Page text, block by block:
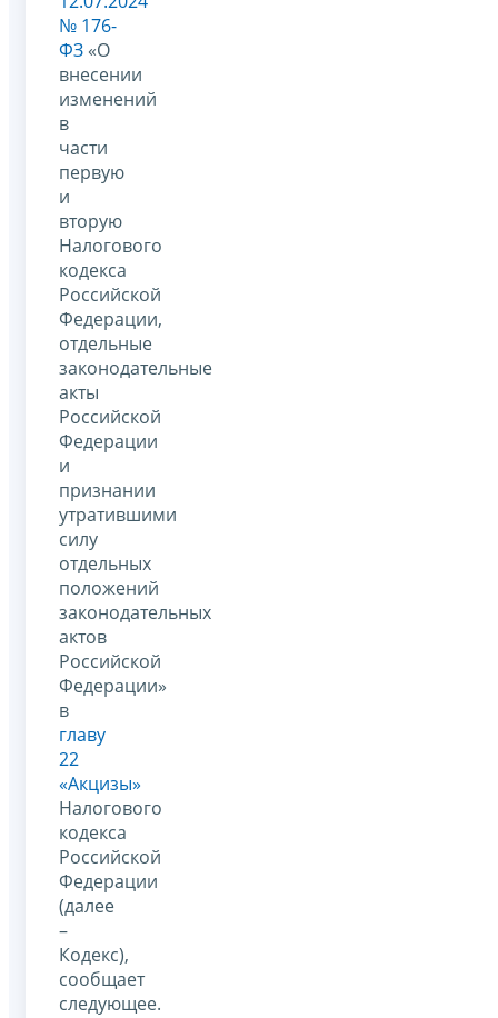
№ 176-
ФЗ «О
внесении
изменений
в
части
первую
и
вторую
Налогового
кодекса
Российской
Федерации,
отдельные
законодательные
акты
Российской
Федерации
и
признании
утратившими
силу
отдельных
положений
законодательных
актов
Российской
Федерации»
в
главу
22
«Акцизы»
Налогового
кодекса
Российской
Федерации
(далее
–
Кодекс),
сообщает
следующее.